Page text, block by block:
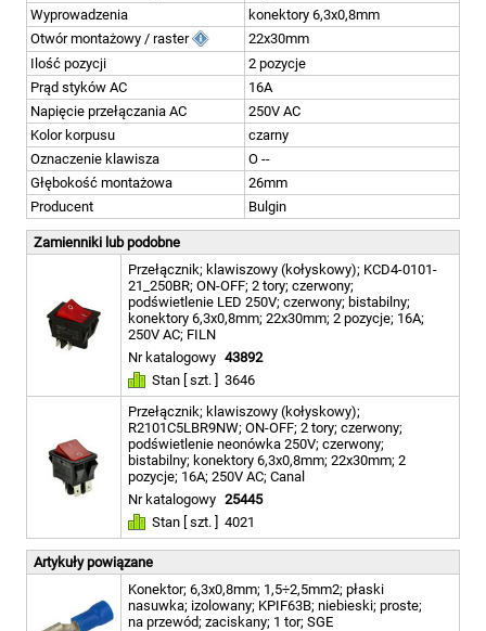
Wyprowadzenia
konektory 6,3x0,8mm
Otwór montażowy / raster
22x30mm
Ilość pozycji
2 pozycje
Prąd styków AC
16A
Napięcie przełączania AC
250V AC
Kolor korpusu
czarny
Oznaczenie klawisza
O --
Głębokość montażowa
26mm
Producent
Bulgin
Zamienniki lub podobne
Przełącznik; klawiszowy (kołyskowy); KCD4-0101-
21_250BR; ON-OFF; 2 tory; czerwony;
podświetlenie LED 250V; czerwony; bistabilny;
konektory 6,3x0,8mm; 22x30mm; 2 pozycje; 16A;
250V AC; FILN
Nr katalogowy 43892
Stan [ szt. ]
3646
Przełącznik; klawiszowy (kołyskowy);
R2101C5LBR9NW; ON-OFF; 2 tory; czerwony;
podświetlenie neonówka 250V; czerwony;
bistabilny; konektory 6,3x0,8mm; 22x30mm; 2
pozycje; 16A; 250V AC; Canal
Nr katalogowy 25445
Stan [ szt. ]
4021
Artykuły powiązane
Konektor; 6,3x0,8mm; 1,5÷2,5mm2; płaski
nasuwka; izolowany; KPIF63B; niebieski; proste;
na przewód; zaciskany; 1 tor; SGE